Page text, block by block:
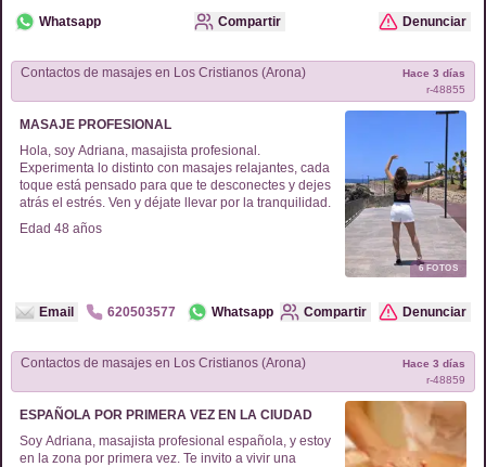
Whatsapp Compartir Denunciar
Contactos de masajes en Los Cristianos (Arona)
r-48855
Hace 3 días
MASAJE PROFESIONAL
Hola, soy Adriana, masajista profesional.
Experimenta lo distinto con masajes relajantes, cada
toque está pensado para que te desconectes y dejes
atrás el estrés. Ven y déjate llevar por la tranquilidad.
Edad 48 años
6 FOTOS
Email 620503577 Whatsapp Compartir Denunciar
Contactos de masajes en Los Cristianos (Arona)
r-48859
Hace 3 días
ESPAÑOLA POR PRIMERA VEZ EN LA CIUDAD
Soy Adriana, masajista profesional española, y estoy
en la zona por primera vez. Te invito a vivir una